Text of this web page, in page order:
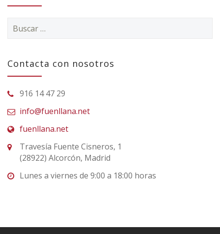
Contacta con nosotros
916 14 47 29
info@fuenllana.net
fuenllana.net
Travesía Fuente Cisneros, 1
(28922) Alcorcón, Madrid
Lunes a viernes de 9:00 a 18:00 horas